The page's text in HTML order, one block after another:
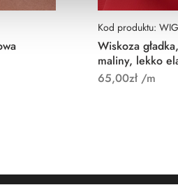
Kod produktu:
Wiskoza
maliny, lekko
65,00zł/m